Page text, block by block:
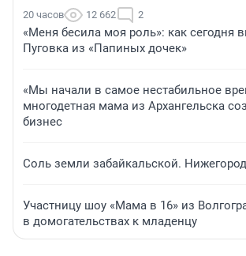
20 часов 12 662 2
«Меня бесила моя роль»: как сегодня
Пуговка из «Папиных дочек»
«Мы начали в самое нестабильное
многодетная мама из Архангельска
бизнес
Соль земли забайкальской.
Участницу шоу «Мама в 16» из
в домогательствах к младенцу